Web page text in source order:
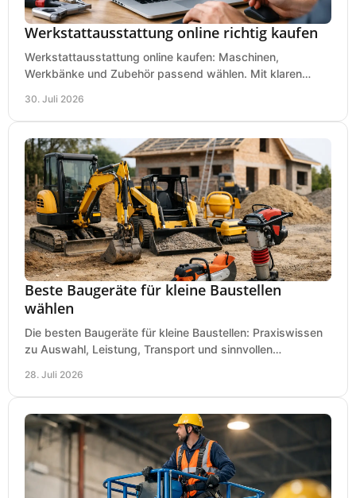
Werkstattausstattung online richtig kaufen
Werkstattausstattung online kaufen: Maschinen,
Werkbänke und Zubehör passend wählen. Mit klaren
30. Juli 2026
Beste Baugeräte für kleine Baustellen
wählen
Die besten Baugeräte für kleine Baustellen: Praxiswissen
zu Auswahl, Leistung, Transport und sinnvollen
28. Juli 2026